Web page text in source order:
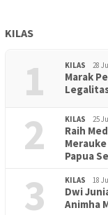
KILAS
1 KILAS 28
Marak
2 KILAS 25
Raih
Papua
3 KILAS 18
Dwi
Animha